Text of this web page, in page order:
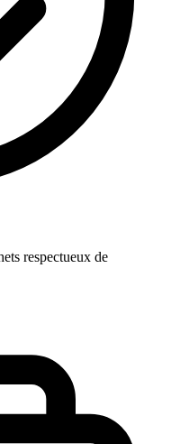
respectueux de